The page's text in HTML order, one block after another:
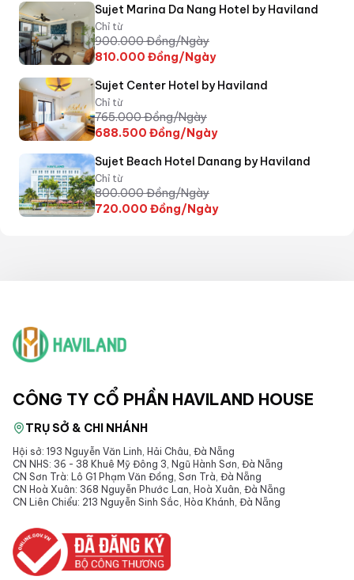
Sujet Marina Da Nang Hotel by Haviland
Chỉ từ
900.000Đồng/Ngày
810.000 Đồng/Ngày
Sujet Center Hotel by Haviland
Chỉ từ
765.000Đồng/Ngày
688.500 Đồng/Ngày
Sujet Beach Hotel Danang by Haviland
Chỉ từ
800.000Đồng/Ngày
720.000 Đồng/Ngày
CÔNG TY CỔ PHẦN HAVILAND HOUSE
TRỤ SỞ & CHI NHÁNH
Hội sở: 193 Nguyễn Văn Linh, Hải Châu, Đà Nẵng
CN NHS: 36 - 38 Khuê Mỹ Đông 3, Ngũ Hành Sơn, Đà Nẵng
CN Sơn Trà: Lô G1 Phạm Văn Đồng, Sơn Trà, Đà Nẵng
CN Hoà Xuân: 368 Nguyễn Phước Lan, Hoà Xuân, Đà Nẵng
CN Liên Chiểu: 213 Nguyễn Sinh Sắc, Hòa Khánh, Đà Nẵng